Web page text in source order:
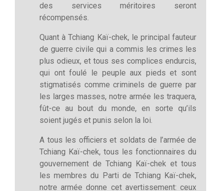
des services méritoires seront
récompensés.
Quant à Tchiang Kaï-chek, le principal fauteur
de guerre civile qui a commis les crimes les
plus odieux, et tous ses complices endurcis,
qui ont foulé le peuple aux pieds et sont
stigmatisés comme criminels de guerre par
les larges masses, notre armée les traquera,
fût-ce au bout du monde, en sorte qu’ils
soient jugés et punis selon la loi.
A tous les officiers et soldats de l’armée de
Tchiang Kaï-chek, tous les fonctionnaires du
gouvernement de Tchiang Kaï-chek et tous
les membres du Parti de Tchiang Kaï-chek,
notre armée donne cet avertissement: ceux